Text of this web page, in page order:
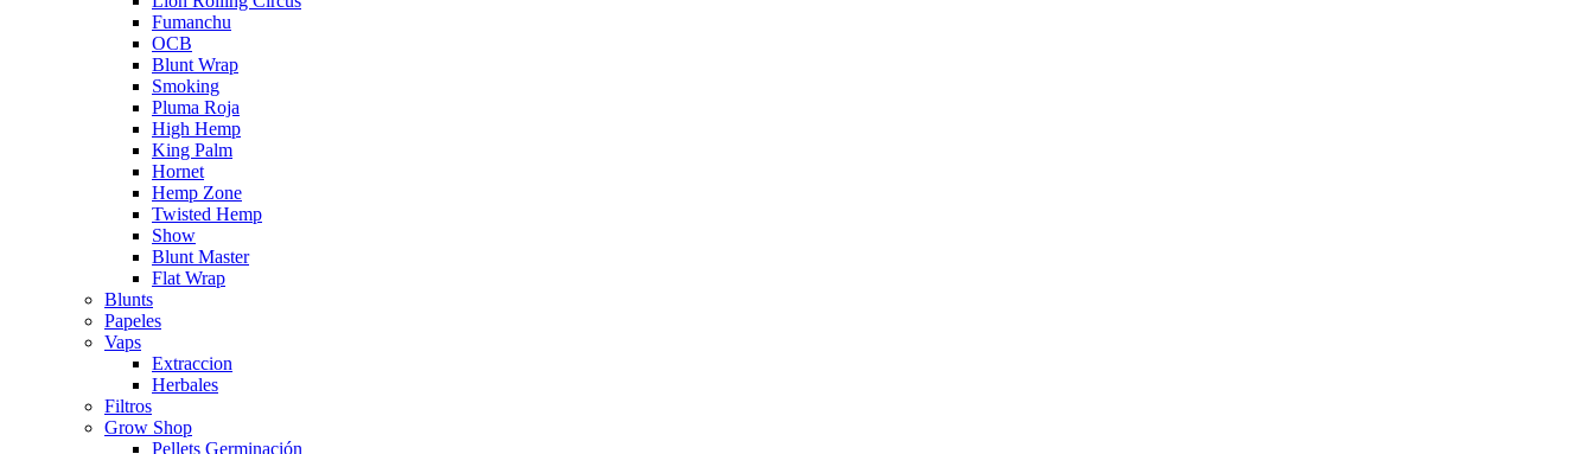
Fumanchu
OCB
Blunt Wrap
Smoking
Pluma Roja
High Hemp
King Palm
Hornet
Hemp Zone
Twisted Hemp
Show
Blunt Master
Flat Wrap
Blunts
Papeles
Vaps
Extraccion
Herbales
Filtros
Grow Shop
Pellets Germinación